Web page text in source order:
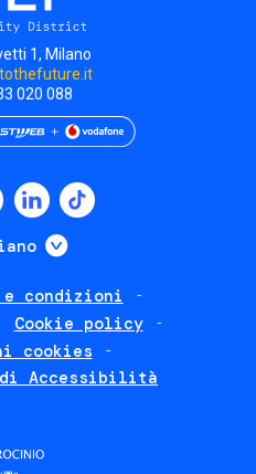
1, Milano
020 088
Mostra ulteriori
e condizioni
Cookie policy
cookies
Accessibilità